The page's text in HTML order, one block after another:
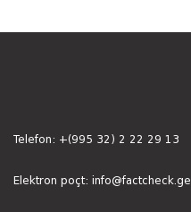
Telefon: +(995 32) 2 22 29 13
Elektron poçt: info@factcheck.ge